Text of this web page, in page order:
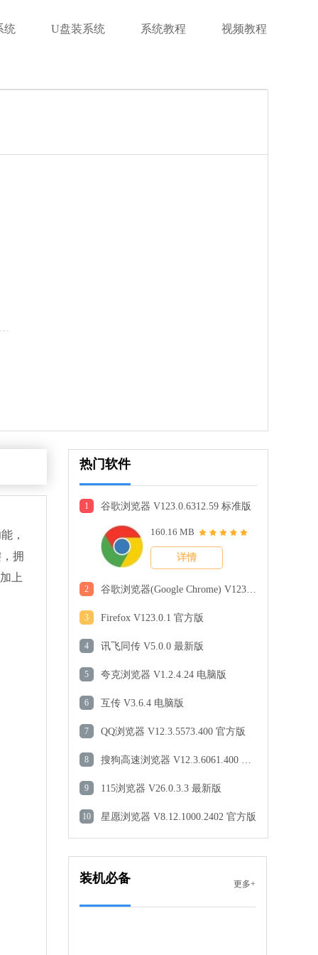
统 U盘装系统 系统教程 视频教程
，
拥
上
热门软件
1 谷歌浏览器 V123.0.6312.59 标准版
160.16 MB
详情
2 谷歌浏览器(Google Chrome) V123.0.6312.59 官方正式版
3 Firefox V123.0.1 官方版
4 讯飞同传 V5.0.0 最新版
5 夸克浏览器 V1.2.4.24 电脑版
6 互传 V3.6.4 电脑版
7 QQ浏览器 V12.3.5573.400 官方版
8 搜狗高速浏览器 V12.3.6061.400 官方版
9 115浏览器 V26.0.3.3 最新版
10 星愿浏览器 V8.12.1000.2402 官方版
装机必备 更多+
软件大小：347.46 MB
文
软件语言：简体中文
软件语言：简体中文
下载